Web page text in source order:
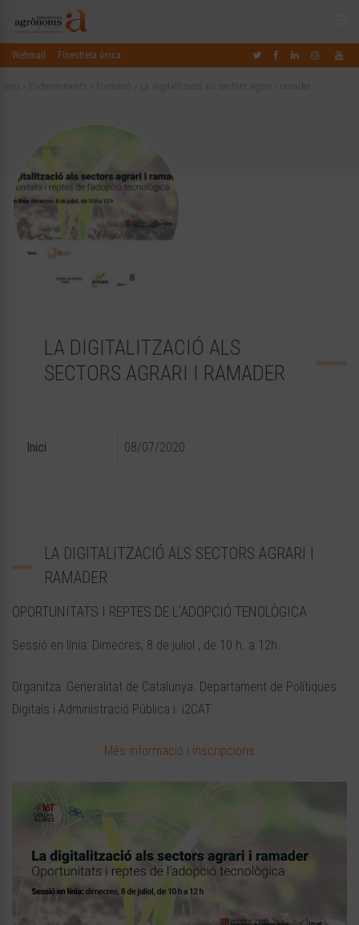
Webmail Finestreta única
LA DIGITALITZACIÓ ALS
SECTORS AGRARI I RAMADER
Inici 08/07/2020
LA DIGITALITZACIÓ ALS SECTORS AGRARI I
RAMADER
OPORTUNITATS I REPTES DE L’ADOPCIÓ TENOLÒGICA
Sessió en línia: Dimecres, 8 de juliol , de 10 h. a 12h.
Organitza: Generalitat de Catalunya. Departament de Polítiques
Digitals i Administració Pública i i2CAT
Més informació i inscripcions